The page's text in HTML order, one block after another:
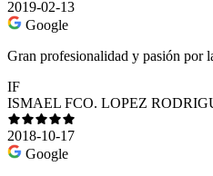
2019-02-13
Google
Gran profesionalidad y pasión por
IF
ISMAEL FCO. LOPEZ
2018-10-17
Google